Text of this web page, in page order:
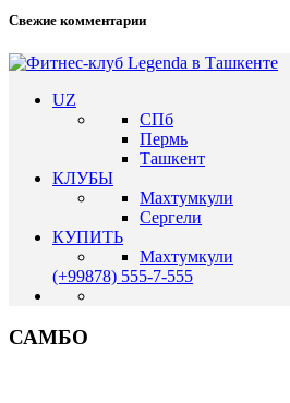
Свежие комментарии
UZ
СПб
Пермь
Ташкент
КЛУБЫ
Махтумкули
Сергели
КУПИТЬ
Махтумкули
(+99878) 555-7-555
САМБО